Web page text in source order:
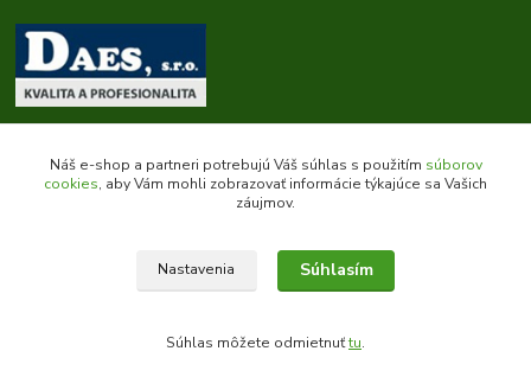
Zákaznícka podpora daes.sk
+421 903 707 668
(Po-Pia, 8-16 hod.)
Náš e-shop a partneri potrebujú Váš súhlas s použitím súborov
cookies, aby Vám mohli zobrazovať informácie týkajúce sa Vašich
záujmov.
Nastavenia Súhlasím
Súhlas môžete odmietnuťtu.